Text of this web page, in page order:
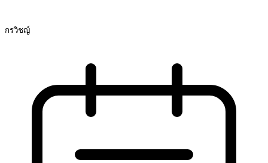
กรวิชญ์